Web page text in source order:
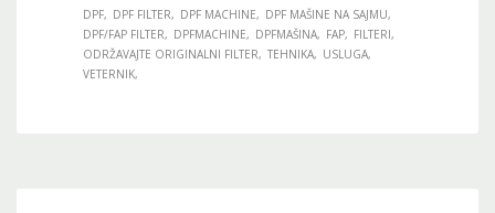
DPF
DPF FILTER DPF MACHINE
DPF MAŠINE NA SAJMU
DPF/FAP FILTER
DPFMACHINE DPFMAŠINA FAP
FILTERI
ODRŽAVAJTE ORIGINALNI FILTER
TEHNIKA
USLUGA
VETERNIK